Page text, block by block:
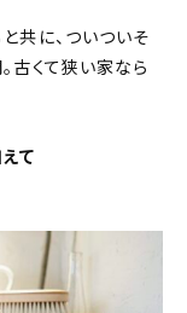
共に、ついついそ
古くて狭い家なら
て